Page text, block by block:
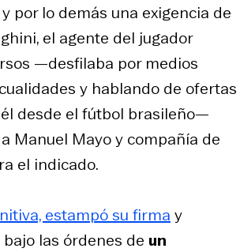
por lo demás una exigencia de
el agente del jugador
—desfilaba por medios
y hablando de ofertas
desde el fútbol brasileño—
Manuel Mayo y compañía de
el indicado.
estampó su firma y
las órdenes de un